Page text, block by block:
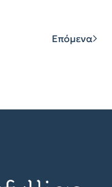
Επόμενα